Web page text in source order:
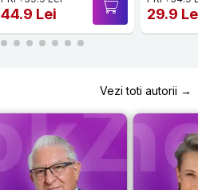
44.9 Lei 29.9
Vezi toti autorii →